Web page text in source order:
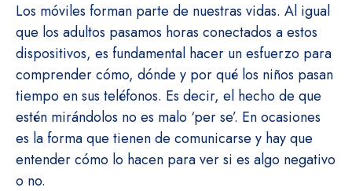
Los móviles forman parte de nuestras vidas. Al igual
que los adultos pasamos horas conectados a estos
dispositivos, es fundamental hacer un esfuerzo para
comprender cómo, dónde y por qué los niños pasan
tiempo en sus teléfonos. Es decir, el hecho de que
estén mirándolos no es malo ‘per se’. En ocasiones
es la forma que tienen de comunicarse y hay que
entender cómo lo hacen para ver si es algo negativo
o no.